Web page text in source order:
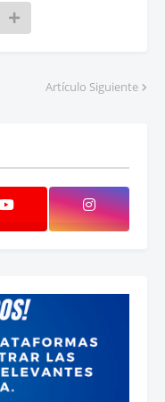
Artículo Siguiente